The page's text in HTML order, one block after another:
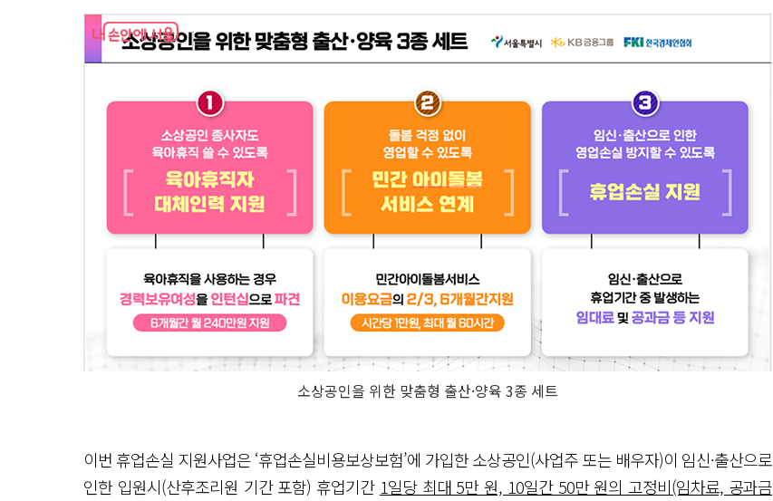
소상공인을 위한 맞춤형 출산·양육 3종 세트
이번 휴업손실 지원사업은 ‘휴업손실비용보상보험’에 가입한 소상공인(사업주 또는 배우자)이 임신·출산으로
인한 입원시(산후조리원 기간 포함) 휴업기간 1일당 최대 5만 원, 10일간 50만 원의 고정비(임차료, 공과금